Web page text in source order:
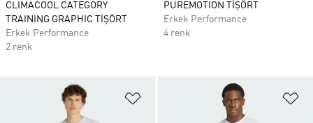
CLIMACOOL CATEGORY
TRAINING GRAPHIC TİŞÖRT
Erkek Performance
2 renk
PUREMOTION TİŞÖRT
Erkek Performance
4 renk
Favori Listesine Ekle